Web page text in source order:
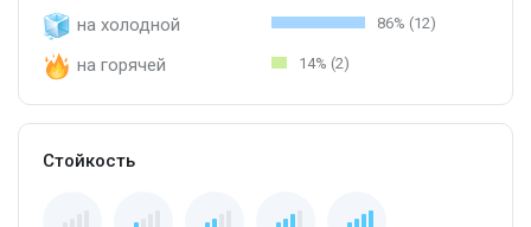
на холодной 86% (12)
на горячей 14% (2)
Стойкость